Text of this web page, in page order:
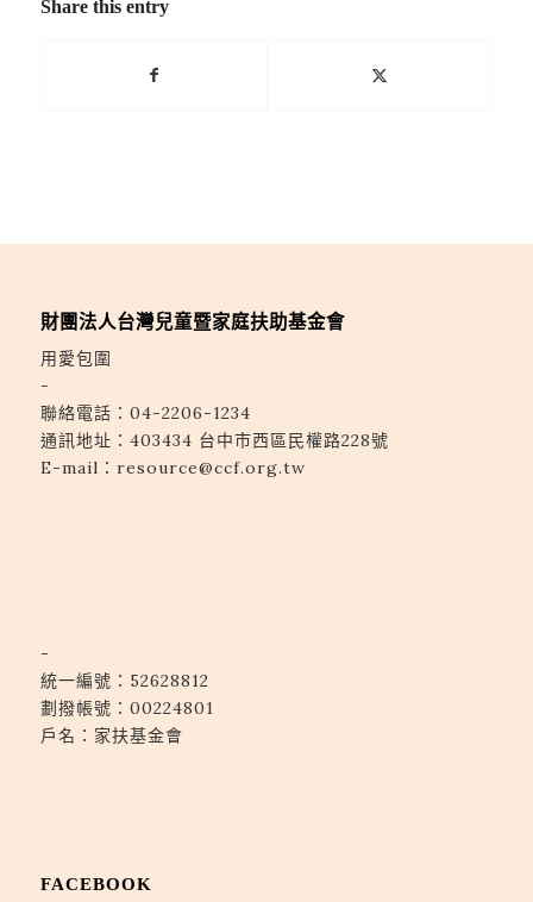
Share this entry
財團法人台灣兒童暨家庭扶助基金會
用愛包圍
-
聯絡電話： 04-2206-1234
通訊地址： 403434 台中市西區民權路228號
E-mail： resource@ccf.org.tw
-
統一編號：52628812
劃撥帳號：00224801
戶名：家扶基金會
FACEBOOK